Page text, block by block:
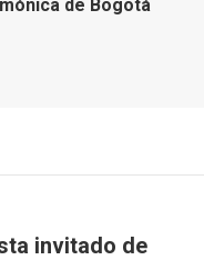
de Bogotá
invitado de